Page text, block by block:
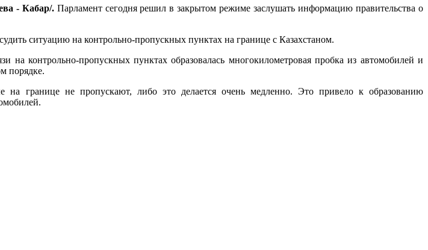
- Кабар/. Парламент сегодня решил в закрытом режиме заслушать информацию правительства о
ситуацию на контрольно-пропускных пунктах на границе с Казахстаном.
на контрольно-пропускных пунктах образовалась многокилометровая пробка из автомобилей и
порядке.
границе не пропускают, либо это делается очень медленно. Это привело к образованию